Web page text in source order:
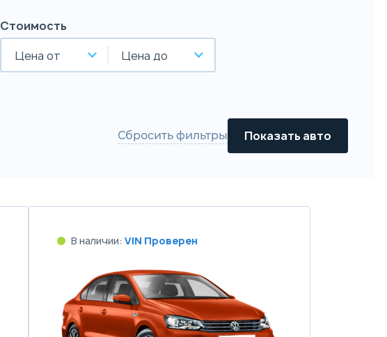
Стоимость
Цена от
Цена до
Сбросить фильтры
В наличии: VIN Проверен